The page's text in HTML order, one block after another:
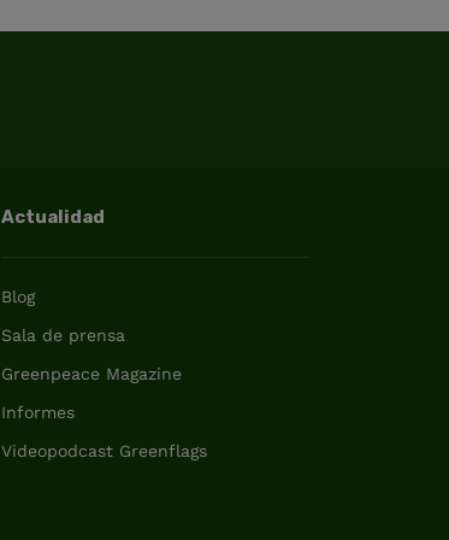
Actualidad
Blog
Sala de prensa
Greenpeace Magazine
Informes
Videopodcast Greenflags